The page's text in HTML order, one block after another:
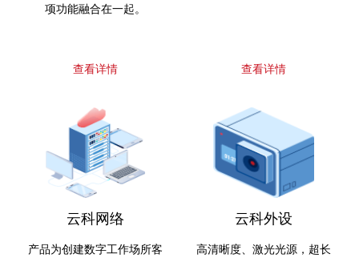
项功能融合在一起。
查看详情 查看详情
云科网络
产品为创建数字工作场所客
云科外设
高清晰度、激光光源，超长